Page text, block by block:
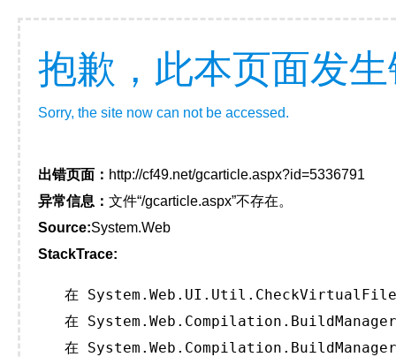
抱歉，此本页面发
Sorry, the site now can not be accessed.
出错页面： http://cf49.net/gcarticle.aspx?id=5336791
异常信息： 文件“/gcarticle.aspx”不存在。
Source:System.Web
StackTrace:
在
在
在